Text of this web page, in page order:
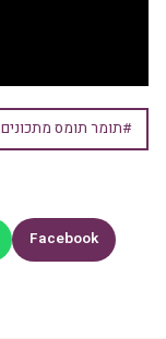
#תומר תומס מתכונים
Facebook